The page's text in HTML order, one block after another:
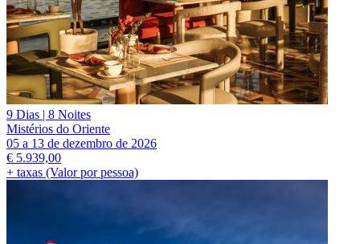
9 Dias | 8 Noites
Mistérios do Oriente
05 a 13 de dezembro de 2026
€ 5.939,00
+ taxas (Valor por pessoa)